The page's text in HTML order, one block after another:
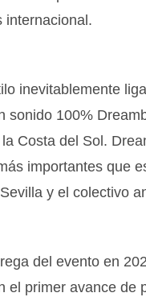
internacional.
inevitablemente
sonido 100%
Costa del Sol.
importantes que
y el colectivo
del evento en
el primer avance de